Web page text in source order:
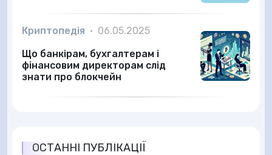
Криптопедія • 06.05.2025
Що банкірам, бухгалтерам і
фінансовим директорам слід
знати про блокчейн
ОСТАННІ ПУБЛІКАЦІЇ